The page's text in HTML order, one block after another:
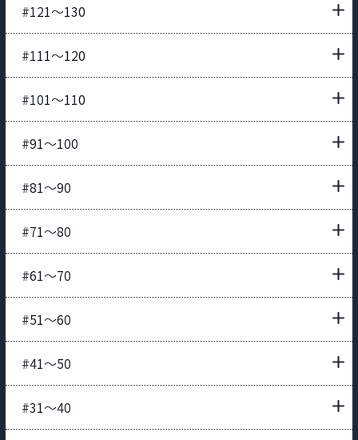
#121〜130
#111〜120
#101〜110
#91〜100
#81〜90
#71〜80
#61〜70
#51〜60
#41〜50
#31〜40